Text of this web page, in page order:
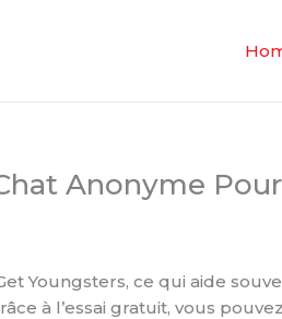
Anonyme
Youngsters, ce qui aide
à l’essai gratuit, vous